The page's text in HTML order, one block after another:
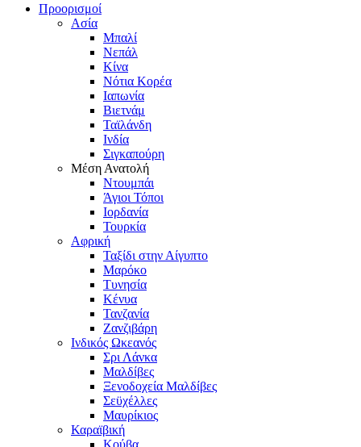
Προορισμοί
Ασία
Μπαλί
Νεπάλ
Κίνα
Νότια Κορέα
Ιαπωνία
Βιετνάμ
Ταϊλάνδη
Ινδία
Σιγκαπούρη
Μέση Ανατολή
Ντουμπάι
Άγιοι Τόποι
Ιορδανία
Τουρκία
Αφρική
Ταξίδι στην Αίγυπτο
Μαρόκο
Τυνησία
Κένυα
Τανζανία
Ζανζιβάρη
Ινδικός Ωκεανός
Σρι Λάνκα
Μαλδίβες
Ξενοδοχεία Μαλδίβες
Σεϋχέλλες
Μαυρίκιος
Καραϊβική
Κούβα